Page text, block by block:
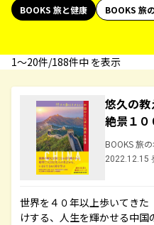
BOOKS 旅と健康
BOOKS 旅
1〜20件/188件中 を表示
悠久の教
絶景１０
BOOKS 旅
2022.12.15
世界を４０年以上歩いてき
けする、人生を輝かせる中